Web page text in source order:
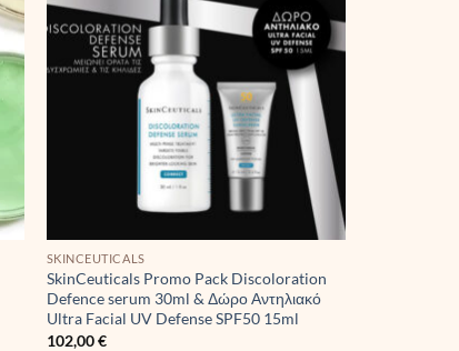
SKINCEUTICALS
SkinCeuticals Promo Pack Discoloration
Defence serum 30ml & Δώρο Αντηλιακό
Ultra Facial UV Defense SPF50 15ml
102,00€